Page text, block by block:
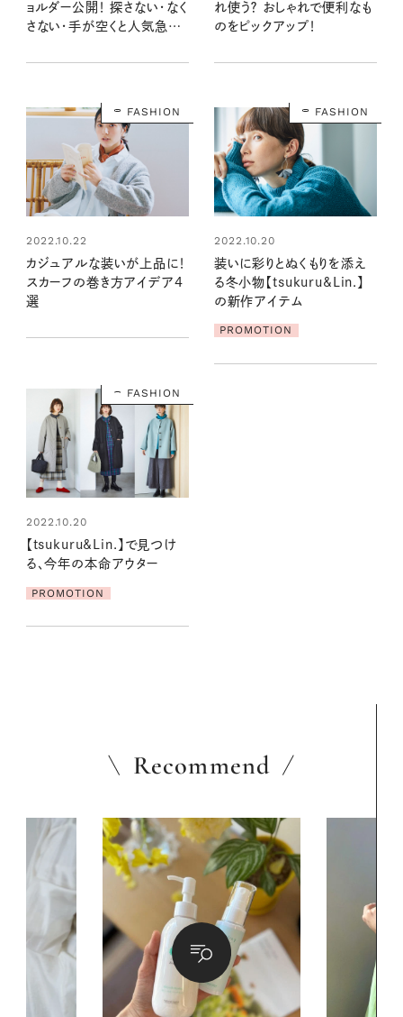
ョルダー公開！ 探さない・なく
さない・手が空くと人気急上
れ使う？ おしゃれで便利なも
のをピックアップ！
FASHION
2022.10.22
カジュアルな装いが上品に！
スカーフの巻き方アイデア4
選
FASHION
2022.10.20
装いに彩りとぬくもりを添え
る冬小物【tsukuru&Lin.】
の新作アイテム
PROMOTION
FASHION
2022.10.20
【tsukuru&Lin.】で見つけ
る、今年の本命アウター
PROMOTION
Recommend